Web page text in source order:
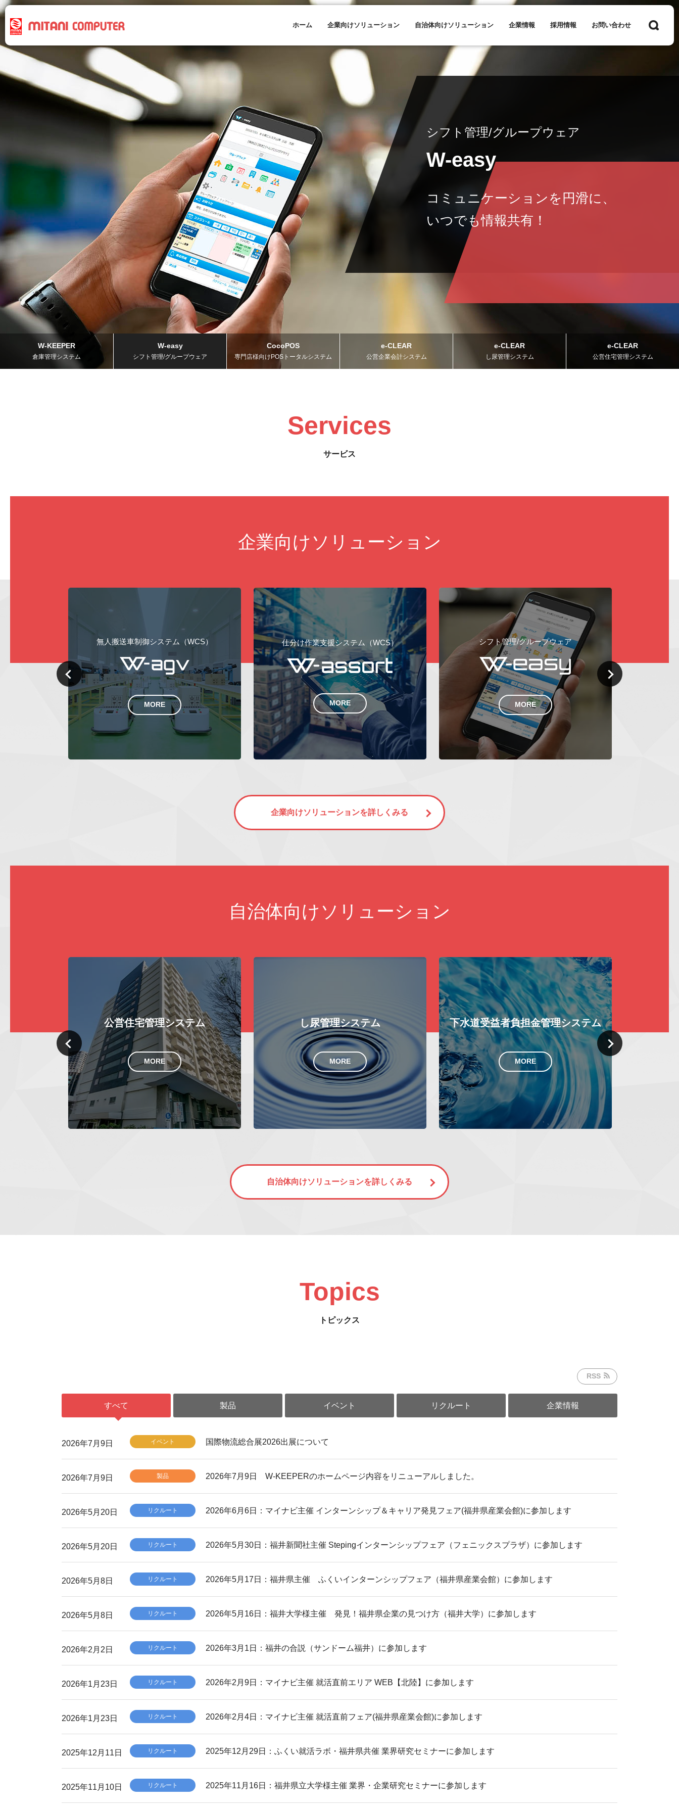
ホーム 企業向けソリューション 自治体向けソリューション 企業情報 採用情報 お問い合わせ
シフト管理/グループウェア
W-easy
コミュニケーションを円滑に、
いつでも情報共有！
W-KEEPER
倉庫管理システム
W-easy
シフト管理/グループウェア
CocoPOS
専門店様向けPOSトータルシステム
e-CLEAR
公営企業会計システム
e-CLEAR
し尿管理システム
e-CLEAR
公営住宅管理システム
Services
サービス
企業向けソリューション
Previous
仕分け作業支援システム（WCS）
MORE
シフト管理/グループウェア
MORE
勤怠管理システム
MORE
企業向けソリューションを詳しくみる
自治体向けソリューション
Previous
し尿管理システム
MORE
下水道受益者負担金管理システム
MORE
上下水道料金システム
MORE Next
自治体向けソリューションを詳しくみる
Topics
トピックス
すべて 製品 イベント リクルート 企業情報
イベント
2026年7月9日 国際物流総合展2026出展について
製品
2026年7月9日 2026年7月9日 W-KEEPERのホームページ内容をリニューアルしました。
リクルート
2026年5月20日 2026年6月6日：マイナビ主催 インターンシップ＆キャリア発見フェア(福井県産業会館)に参加します
リクルート
2026年5月20日 2026年5月30日：福井新聞社主催 Stepingインターンシップフェア（フェニックスプラザ）に参加します
リクルート
2026年5月8日 2026年5月17日：福井県主催 ふくいインターンシップフェア（福井県産業会館）に参加します
リクルート
2026年5月8日 2026年5月16日：福井大学様主催 発見！福井県企業の見つけ方（福井大学）に参加します
リクルート
2026年2月2日 2026年3月1日：福井の合説（サンドーム福井）に参加します
リクルート
2026年1月23日 2026年2月9日：マイナビ主催 就活直前エリア WEB【北陸】に参加します
リクルート
2026年1月23日 2026年2月4日：マイナビ主催 就活直前フェア(福井県産業会館)に参加します
リクルート
2025年12月11日 2025年12月29日：ふくい就活ラボ・福井県共催 業界研究セミナーに参加します
リクルート
2025年11月10日 2025年11月16日：福井県立大学様主催 業界・企業研究セミナーに参加します
RSS